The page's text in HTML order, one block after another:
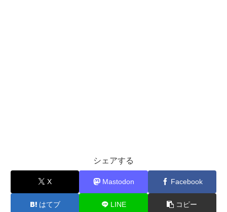
シェアする
X Mastodon Facebook
はてブ LINE コピー